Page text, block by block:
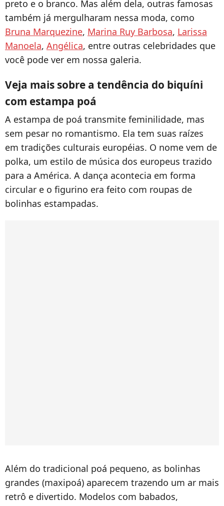
preto e o branco. Mas além dela, outras famosas
também já mergulharam nessa moda, como
Bruna Marquezine, Marina Ruy Barbosa, Larissa
Manoela, Angélica, entre outras celebridades que
você pode ver em nossa galeria.
Veja mais sobre a tendência do biquíni
com estampa poá
A estampa de poá transmite feminilidade, mas
sem pesar no romantismo. Ela tem suas raízes
em tradições culturais européias. O nome vem de
polka, um estilo de música dos europeus trazido
para a América. A dança acontecia em forma
circular e o figurino era feito com roupas de
bolinhas estampadas.
Além do tradicional poá pequeno, as bolinhas
grandes (maxipoá) aparecem trazendo um ar mais
retrô e divertido. Modelos com babados,